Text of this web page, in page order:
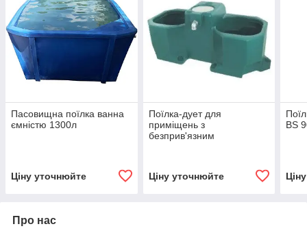
Пасовищна поїлка ванна
ємністю 1300л
Ціну уточнюйте
Поїлка-дует для
приміщень з
безприв'язним
Ціну уточнюйте
BS
Про нас